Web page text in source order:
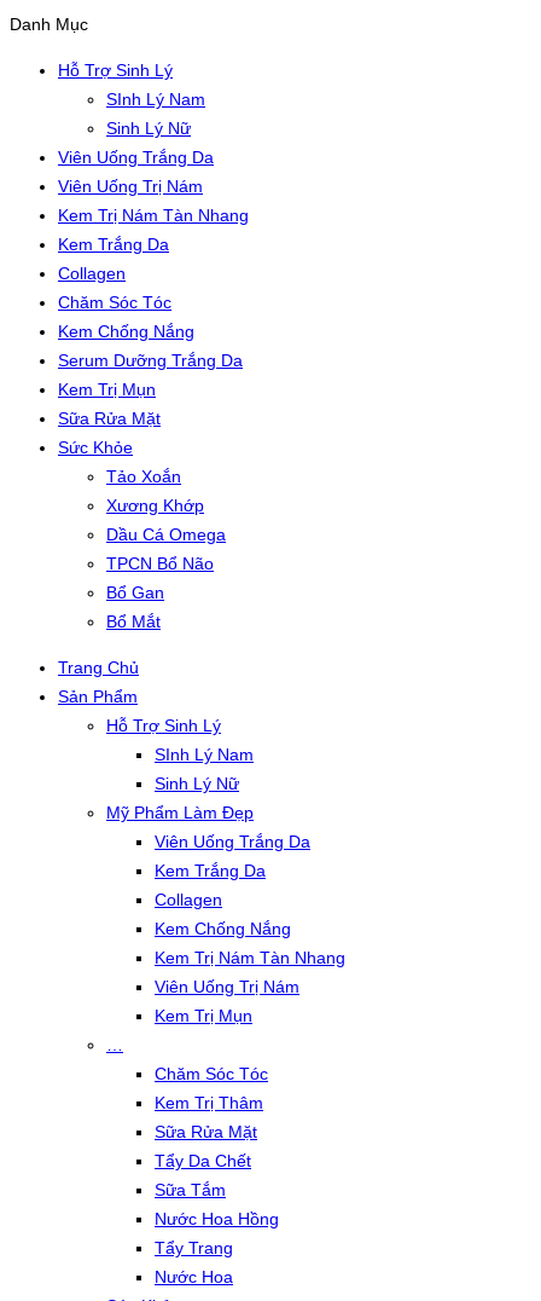
Danh Mục
Hỗ Trợ Sinh Lý
SInh Lý Nam
Sinh Lý Nữ
Viên Uống Trắng Da
Viên Uống Trị Nám
Kem Trị Nám Tàn Nhang
Kem Trắng Da
Collagen
Chăm Sóc Tóc
Kem Chống Nắng
Serum Dưỡng Trắng Da
Kem Trị Mụn
Sữa Rửa Mặt
Sức Khỏe
Tảo Xoắn
Xương Khớp
Dầu Cá Omega
TPCN Bổ Não
Bổ Gan
Bổ Mắt
Trang Chủ
Sản Phẩm
Hỗ Trợ Sinh Lý
SInh Lý Nam
Sinh Lý Nữ
Mỹ Phẩm Làm Đẹp
Viên Uống Trắng Da
Kem Trắng Da
Collagen
Kem Chống Nắng
Kem Trị Nám Tàn Nhang
Viên Uống Trị Nám
Kem Trị Mụn
Chăm Sóc Tóc
Kem Trị Thâm
Sữa Rửa Mặt
Tẩy Da Chết
Sữa Tắm
Nước Hoa Hồng
Tẩy Trang
Nước Hoa